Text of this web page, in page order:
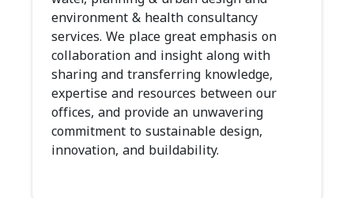
environment & health consultancy
services. We place great emphasis on
collaboration and insight along with
sharing and transferring knowledge,
expertise and resources between our
offices, and provide an unwavering
commitment to sustainable design,
innovation, and buildability.